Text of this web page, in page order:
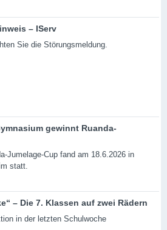
– IServ
Sie die Störungsmeldung.
gewinnt Ruanda-
Jumelage-Cup fand am 18.6.2026 in
statt.
– Die 7. Klassen auf zwei Rädern
in der letzten Schulwoche